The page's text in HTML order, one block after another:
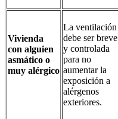
Vivienda
con alguien
asmático o
muy alérgico
La ventilación
debe ser breve
y controlada
para no
aumentar la
exposición a
alérgenos
exteriores.